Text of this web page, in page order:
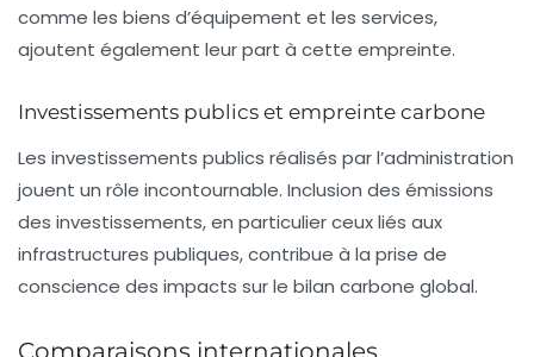
comme les biens d’équipement et les services,
ajoutent également leur part à cette empreinte.
Investissements publics et empreinte carbone
Les investissements publics réalisés par l’administration
jouent un rôle incontournable. Inclusion des émissions
des investissements, en particulier ceux liés aux
infrastructures publiques, contribue à la prise de
conscience des impacts sur le bilan carbone global.
Comparaisons internationales